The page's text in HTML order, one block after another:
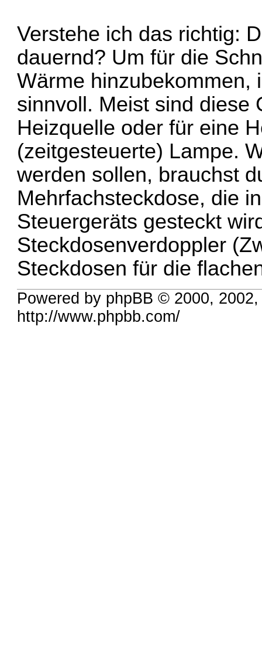
Verstehe ich das richtig:
dauernd? Um für die
Wärme hinzubekommen,
sinnvoll. Meist sind diese
Heizquelle oder für eine
(zeitgesteuerte) Lampe.
werden sollen, brauchst
Mehrfachsteckdose, die
Steuergeräts gesteckt
Steckdosenverdoppler
Steckdosen für die
Powered by phpBB © 2000,
http://www.phpbb.com/